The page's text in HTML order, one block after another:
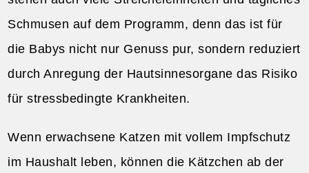
Schmusen auf dem Programm, denn das ist für
die Babys nicht nur Genuss pur, sondern reduziert
durch Anregung der Hautsinnesorgane das Risiko
für stressbedingte Krankheiten.
Wenn erwachsene Katzen mit vollem Impfschutz
im Haushalt leben, können die Kätzchen ab der